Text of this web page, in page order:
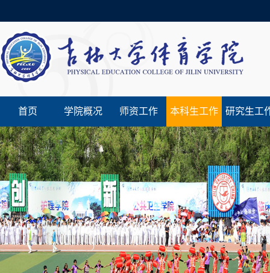
首页 学院概况 师资工作 本科生工作 研究生工